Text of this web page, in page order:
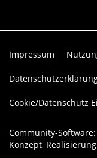
Impressum
Cookie/Datenschutz
Community-Software:
Konzept,